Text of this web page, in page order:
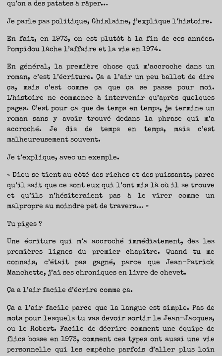
qu’on a des patates à râper…
Je parle pas politique, Ghislaine, j’explique l’histoire.
En fait, en 1973, on est plutôt à la fin de ces années.
Pompidou lâche l’affaire et la vie en 1974.
En général, la première chose qui m’accroche dans un
roman, c’est l’écriture. Ça a l’air un peu ballot de dire
ça, mais c’est comme ça que ça se passe pour moi.
L’histoire ne commence à intervenir qu’après quelques
pages. C’est pour ça que de temps en temps, je termine un
roman sans y avoir trouvé dedans la phrase qui m’a
accroché. Je dis de temps en temps, mais c’est
malheureusement souvent.
Je t’explique, avec un exemple.
« Dieu se tient au côté des riches et des puissants, parce
qu’il sait que ce sont eux qui l’ont mis là où il se trouve
et qu’ils n’hésiteraient pas à le virer comme un
malpropre au moindre pet de travers… »
Tu piges ?
Une écriture qui m’a accroché immédiatement, dès les
premières lignes du premier chapitre. Quand tu me
connais, c’était pas gagné, parce que Jean-Patrick
Manchette, j’ai ses chroniques en livre de chevet.
Ça a l’air facile d’écrire comme ça.
Ça a l’air facile parce que la langue est simple. Pas de
mots pour lesquels tu vas devoir sortir le Jean-Jacques,
ou le Robert. Facile de décrire comment une équipe de
flics bosse en 1973, comment ces types ont aussi une vie
personnelle qui les empêche parfois d’aller plus loin